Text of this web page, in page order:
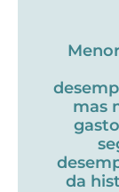
mas
da